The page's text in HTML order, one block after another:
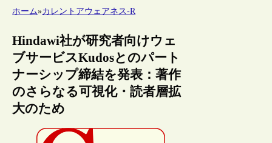
ホーム»カレントアウェアネス-R
Hindawi社が研究者向けウェ
ブサービスKudosとのパート
ナーシップ締結を発表：著作
のさらなる可視化・読者層拡
大のため